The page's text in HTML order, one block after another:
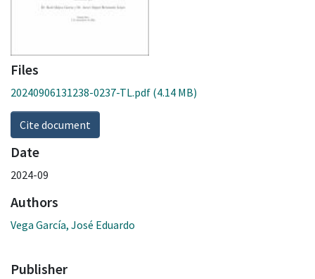
Files
20240906131238-0237-TL.pdf (4.14 MB)
Cite document
Date
2024-09
Authors
Vega García, José Eduardo
Publisher